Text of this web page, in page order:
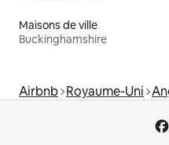
Maisons de ville
Buckinghamshire
Airbnb Royaume-Uni